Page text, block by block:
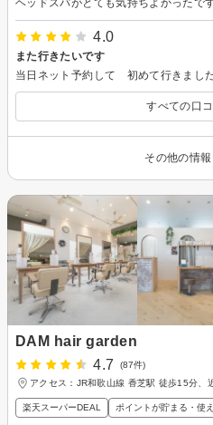
4.0
また行きたいです
すべての口
その他の情
DAM hair garden
4.7
(87件)
アクセス：JR和歌山線 香芝駅 徒歩15分、
楽天スーパーDEAL ポイントが貯まる・使